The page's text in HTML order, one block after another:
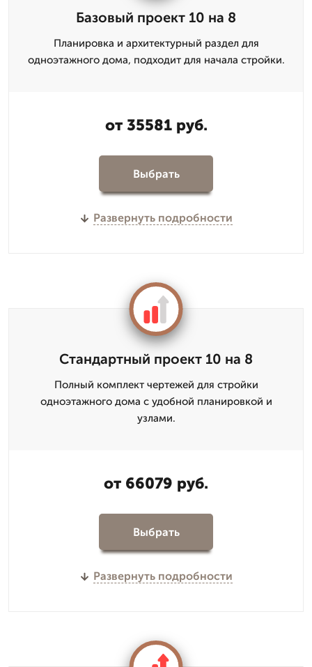
Базовый проект 10 на 8
Планировка и архитектурный раздел для
одноэтажного дома, подходит для начала стройки.
от 35581 руб.
Выбрать
Развернуть подробности
Стандартный проект 10 на 8
Полный комплект чертежей для стройки
одноэтажного дома с удобной планировкой и
узлами.
от 66079 руб.
Выбрать
Развернуть подробности